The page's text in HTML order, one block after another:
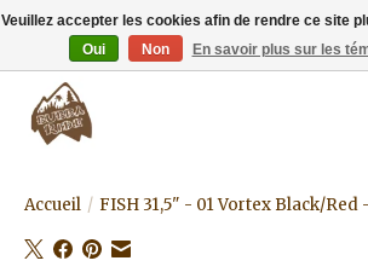
Livraison gratuite à partir de 80€.
Accueil / FISH 31,5" - 01 Vortex Black/Red
Veuillez accepter les cookies afin de rendre ce site
Oui
Non En savoir plus sur les